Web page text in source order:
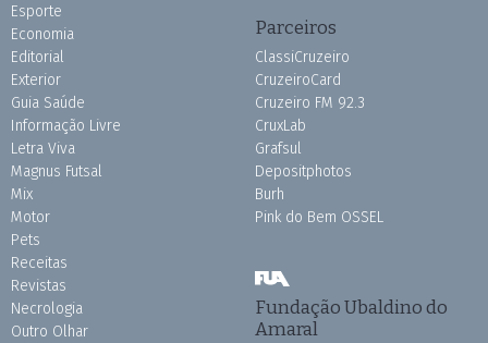
Esporte
Economia
Editorial
Exterior
Guia Saúde
Informação Livre
Letra Viva
Magnus Futsal
Mix
Motor
Pets
Receitas
Revistas
Necrologia
Outro Olhar
Parceiros
ClassiCruzeiro
CruzeiroCard
Cruzeiro FM 92.3
CruxLab
Grafsul
Depositphotos
Burh
Pink do Bem OSSEL
Fundação Ubaldino do
Amaral